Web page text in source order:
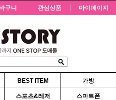
구니 관심상품 마이페이지
BEST ITEM 가방
스포츠&레저 스마트폰